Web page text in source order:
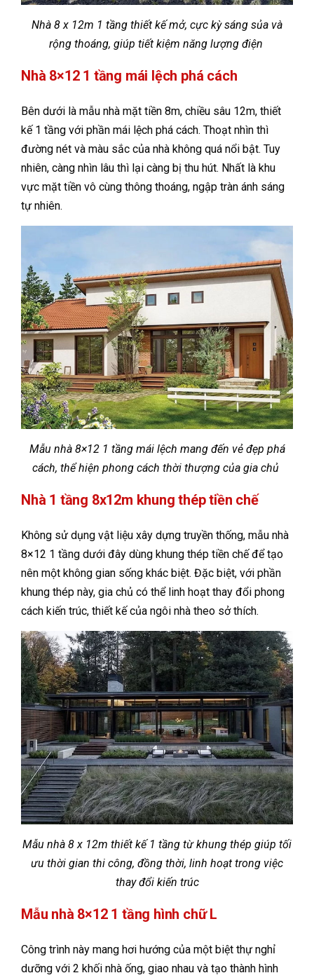
Nhà 8 x 12m 1 tầng thiết kế mở, cực kỳ sáng sủa và
rộng thoáng, giúp tiết kiệm năng lượng điện
Nhà 8×12 1 tầng mái lệch phá cách
Bên dưới là mẫu nhà mặt tiền 8m, chiều sâu 12m, thiết
kế 1 tầng với phần mái lệch phá cách. Thoạt nhìn thì
đường nét và màu sắc của nhà không quá nổi bật. Tuy
nhiên, càng nhìn lâu thì lại càng bị thu hút. Nhất là khu
vực mặt tiền vô cùng thông thoáng, ngập tràn ánh sáng
tự nhiên.
Mẫu nhà 8×12 1 tầng mái lệch mang đến vẻ đẹp phá
cách, thể hiện phong cách thời thượng của gia chủ
Nhà 1 tầng 8x12m khung thép tiền chế
Không sử dụng vật liệu xây dựng truyền thống, mẫu nhà
8×12 1 tầng dưới đây dùng khung thép tiền chế để tạo
nên một không gian sống khác biệt. Đặc biệt, với phần
khung thép này, gia chủ có thể linh hoạt thay đổi phong
cách kiến trúc, thiết kế của ngôi nhà theo sở thích.
Mẫu nhà 8 x 12m thiết kế 1 tầng từ khung thép giúp tối
ưu thời gian thi công, đồng thời, linh hoạt trong việc
thay đổi kiến trúc
Mẫu nhà 8×12 1 tầng hình chữ L
Công trình này mang hơi hướng của một biệt thự nghỉ
dưỡng với 2 khối nhà ống, giao nhau và tạo thành hình